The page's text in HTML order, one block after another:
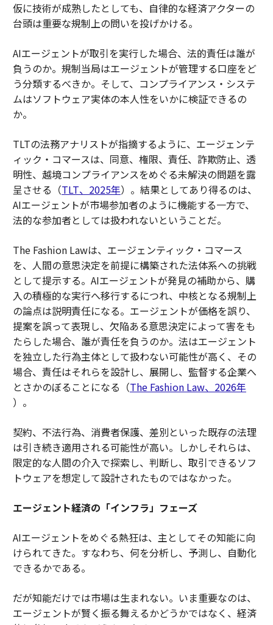
仮に技術が成熟したとしても、自律的な経済アクターの
台頭は重要な規制上の問いを投げかける。
AIエージェントが取引を実行した場合、法的責任は誰が
負うのか。規制当局はエージェントが管理する口座をど
う分類するべきか。そして、コンプライアンス・システ
ムはソフトウェア実体の本人性をいかに検証できるの
か。
TLTの法務アナリストが指摘するように、エージェンテ
ィック・コマースは、同意、権限、責任、詐欺防止、透
明性、越境コンプライアンスをめぐる未解決の問題を露
呈させる（TLT、2025年）。結果としてあり得るのは、
AIエージェントが市場参加者のように機能する一方で、
法的な参加者としては扱われないということだ。
The Fashion Lawは、エージェンティック・コマース
を、人間の意思決定を前提に構築された法体系への挑戦
として提示する。AIエージェントが発見の補助から、購
入の積極的な実行へ移行するにつれ、中核となる規制上
の論点は説明責任になる。エージェントが価格を誤り、
提案を誤って表現し、欠陥ある意思決定によって害をも
たらした場合、誰が責任を負うのか。法はエージェント
を独立した行為主体として扱わない可能性が高く、その
場合、責任はそれらを設計し、展開し、監督する企業へ
とさかのぼることになる（The Fashion Law、2026年
）。
契約、不法行為、消費者保護、差別といった既存の法理
は引き続き適用される可能性が高い。しかしそれらは、
限定的な人間の介入で探索し、判断し、取引できるソフ
トウェアを想定して設計されたものではなかった。
エージェント経済の「インフラ」フェーズ
AIエージェントをめぐる熱狂は、主としてその知能に向
けられてきた。すなわち、何を分析し、予測し、自動化
できるかである。
だが知能だけでは市場は生まれない。いま重要なのは、
エージェントが賢く振る舞えるかどうかではなく、経済